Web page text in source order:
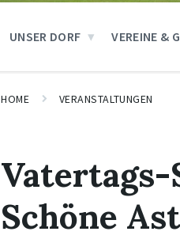
UNSER DORF VEREINE &
HOME VERANSTALTUNGEN
Schöne